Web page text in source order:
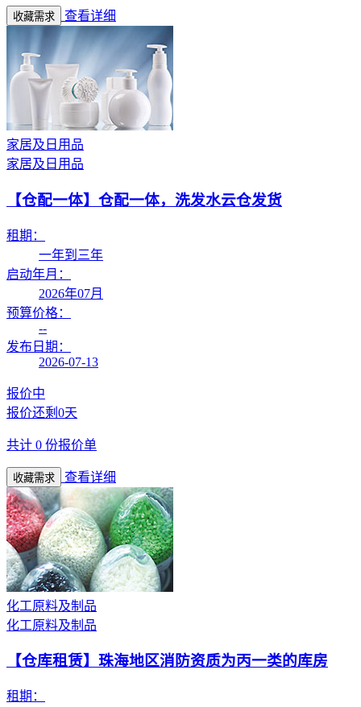
收藏需求 查看详细
家居及日用品
家居及日用品
【仓配一体】 仓配一体，洗发水云仓发货
租期：
一年到三年
启动年月：
2026年07月
预算价格：
--
发布日期：
2026-07-13
报价中
报价还剩0天
共计 0 份报价单
收藏需求 查看详细
化工原料及制品
化工原料及制品
【仓库租赁】 珠海地区消防资质为丙一类的库房
租期：